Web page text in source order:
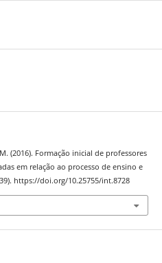
(2016). Formação inicial de professores
em relação ao processo de ensino e
https://doi.org/10.25755/int.8728